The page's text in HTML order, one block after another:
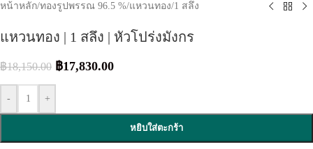
หน้าหลัก/ทองรูปพรรณ 96.5 %/แหวนทอง/1 สลึง
แหวนทอง | 1 สลึง | หัวโปร่งมังกร
฿18,150.00 ฿17,830.00
- +
หยิบใส่ตะกร้า